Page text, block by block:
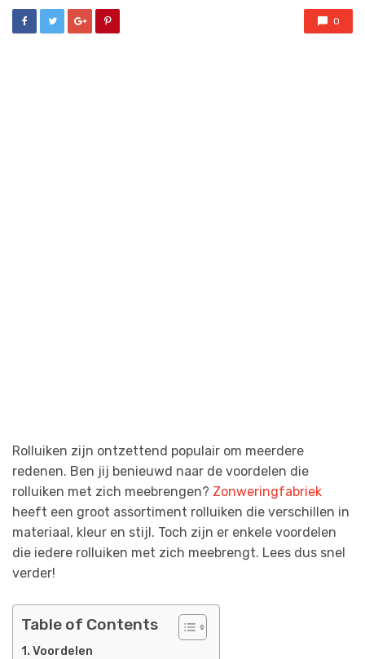
0
Rolluiken zijn ontzettend populair om meerdere
redenen. Ben jij benieuwd naar de voordelen die
rolluiken met zich meebrengen? Zonweringfabriek
heeft een groot assortiment rolluiken die verschillen in
materiaal, kleur en stijl. Toch zijn er enkele voordelen
die iedere rolluiken met zich meebrengt. Lees dus snel
verder!
Table of Contents
Voordelen